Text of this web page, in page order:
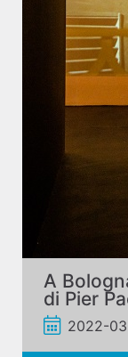
A
di Pier
2022-